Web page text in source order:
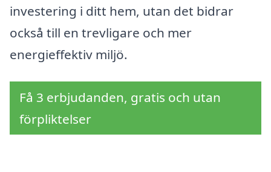
investering i ditt hem, utan det bidrar
också till en trevligare och mer
energieffektiv miljö.
Få 3 erbjudanden, gratis och utan
förpliktelser